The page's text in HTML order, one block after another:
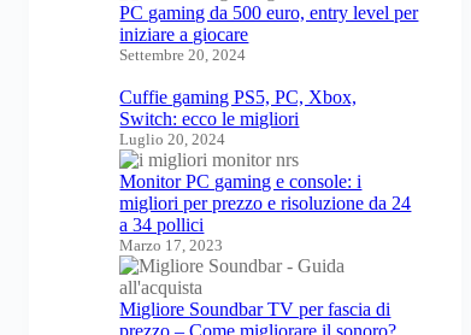
PC gaming da 500 euro, entry level per
iniziare a giocare
Settembre 20, 2024
Cuffie gaming PS5, PC, Xbox,
Switch: ecco le migliori
Luglio 20, 2024
Monitor PC gaming e console: i
migliori per prezzo e risoluzione da 24
a 34 pollici
Marzo 17, 2023
Migliore Soundbar TV per fascia di
prezzo – Come migliorare il sonoro?